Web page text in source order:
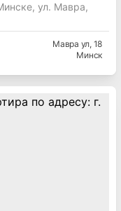
ул. Мавра,
Мавра ул, 18
Минск